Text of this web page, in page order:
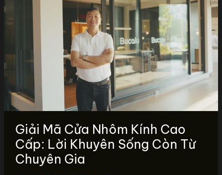
Giải Mã Cửa Nhôm Kính Cao
Cấp: Lời Khuyên Sống Còn Từ
Chuyên Gia